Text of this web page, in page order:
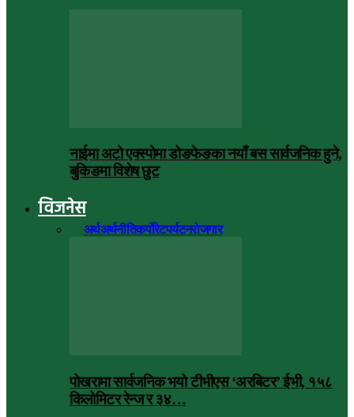
नाईमा अटो एक्स्पोमा डोङफेङका नयाँ बस सार्वजनिक हुने,
बुकिङमा विशेष छुट
विजनेस
अर्थअर्थनीतिकर्पोरेटपर्यटनरोजगार
पोखरामा सार्वजनिक भयो टीभीएस ‘अरबिटर’ ईभी, १५८
किलोमिटर रेन्ज र ३४…